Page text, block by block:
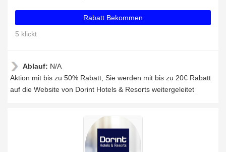
Rabatt Bekommen
5 klickt
Ablauf: N/A
Aktion mit bis zu 50% Rabatt, Sie werden mit bis zu 20€ Rabatt
auf die Website von Dorint Hotels & Resorts weitergeleitet